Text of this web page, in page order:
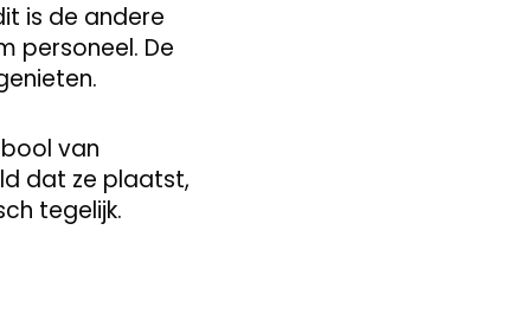
is de andere
personeel. De
van
dat ze plaatst,
tegelijk.